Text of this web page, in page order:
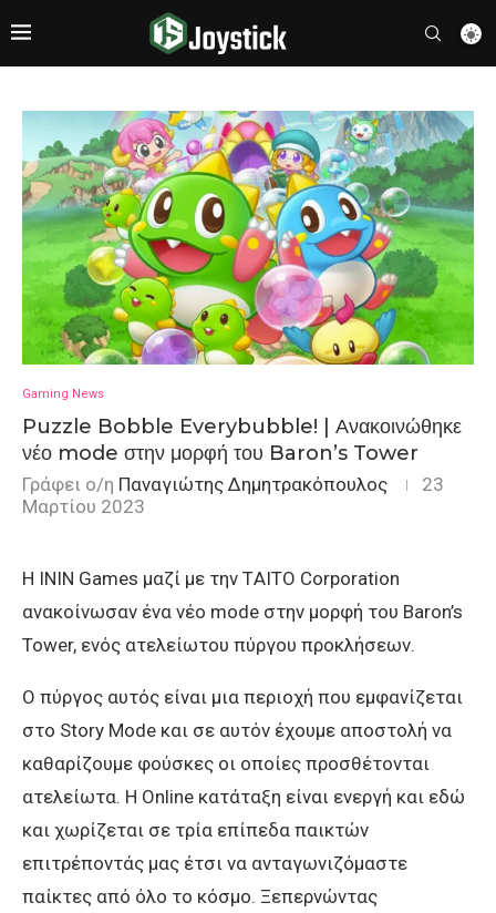
Gaming News
Puzzle Bobble Everybubble! | Ανακοινώθηκε
νέο mode στην μορφή του Baron’s Tower
Γράφει ο/η Παναγιώτης Δημητρακόπουλος
23
Μαρτίου 2023
Η ININ Games μαζί με την ΤAITO Corporation
ανακοίνωσαν ένα νέο mode στην μορφή του Baron’s
Tower, ενός ατελείωτου πύργου προκλήσεων.
Ο πύργος αυτός είναι μια περιοχή που εμφανίζεται
στο Story Mode και σε αυτόν έχουμε αποστολή να
καθαρίζουμε φούσκες οι οποίες προσθέτονται
ατελείωτα. H Online κατάταξη είναι ενεργή και εδώ
και χωρίζεται σε τρία επίπεδα παικτών
επιτρέποντάς μας έτσι να ανταγωνιζόμαστε
παίκτες από όλο το κόσμο. Ξεπερνώντας